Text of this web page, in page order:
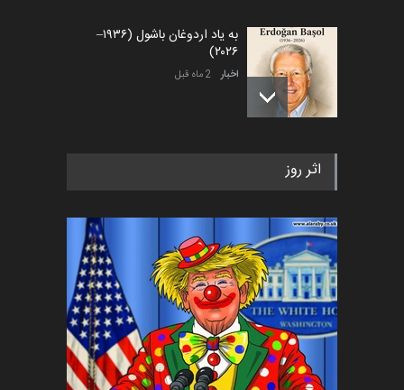
به یاد اردوغان باشول (۱۹۳۶–
۲۰۲۶)
اخبار 2 ماه قبل
رویداد کارگاهی کارتون و پوستر
اخبار 6 ماه قبل
فراخوان رویداد کارگاهی کارتون و
پوستر "ایران سربل…
اخبار 6 ماه قبل
اثر روز